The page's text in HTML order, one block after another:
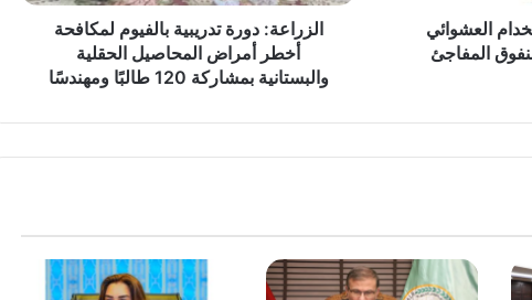
العشوائي
المفاجئ
والبستانيةالزراعة: دورة تدريبية بالفيوم لمكافحة
أخطر أمراض المحاصيل الحقلية
والبستانية بمشاركة 120 طالبًا ومهندسًا